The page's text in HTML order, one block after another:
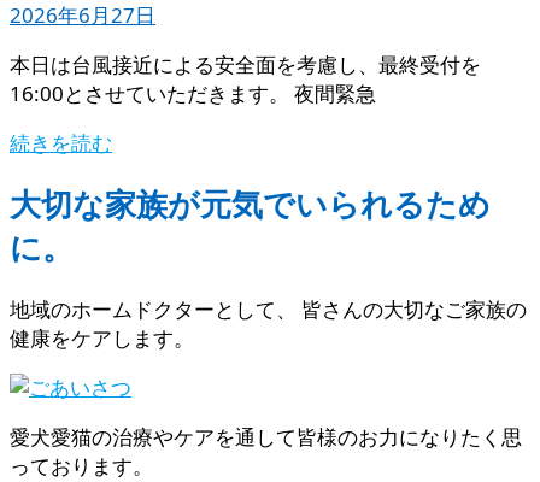
2026年6月27日
本日は台風接近による安全面を考慮し、最終受付を
16:00とさせていただきます。 夜間緊急
続きを読む
大切な家族が元気でいられるため
に。
地域のホームドクターとして、 皆さんの大切なご家族の
健康をケアします。
愛犬愛猫の治療やケアを通して皆様のお力になりたく思
っております。